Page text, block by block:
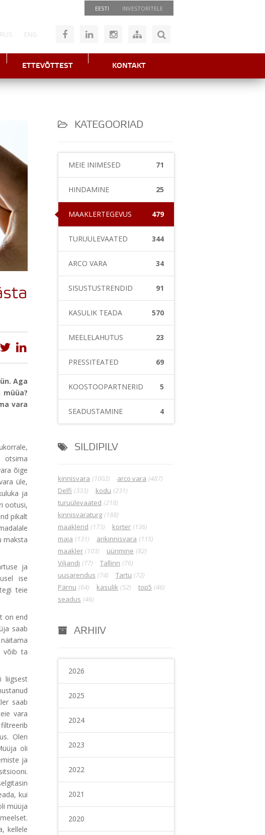
EESTI INVESTORITELE
RUS ENG
ETTEVÕTTEST KONTAKT
Aga
vara
õige
üle,
ja
ootusi,
pikalt
maksta
ja
ise
teie
on end
saab
võib ta
liigsest
saab
vara
Olen
oli
ja
kui
müüja
kellele
KATEGOORIAD
MEIE INIMESED 71
HINDAMINE 25
MAAKLERTEGEVUS 479
TURUÜLEVAATED 344
ARCO VARA 34
SISUSTUSTRENDID 91
KASULIK TEADA 570
MEELELAHUTUS 23
PRESSITEATED 69
KOOSTÖÖPARTNERID 5
SEADUSTAMINE 4
SILDIPILV
kinnisvara (1002) arco vara (487)
Delfi (333) kodu (231)
turuülevaated (218)
kinnisvaraturg (188)
maaklerid (173) korter (136)
maja (131) ärikinnisvara (115)
maakler (103) üürimine (82)
Viljandi (77) Tallinn (76)
uusarendus (74) Tartu (72)
Pärnu (64) kasulik (52) top5 (46)
seadus (46)
ARHIIV
2026
2025
2024
2023
2022
2021
2020